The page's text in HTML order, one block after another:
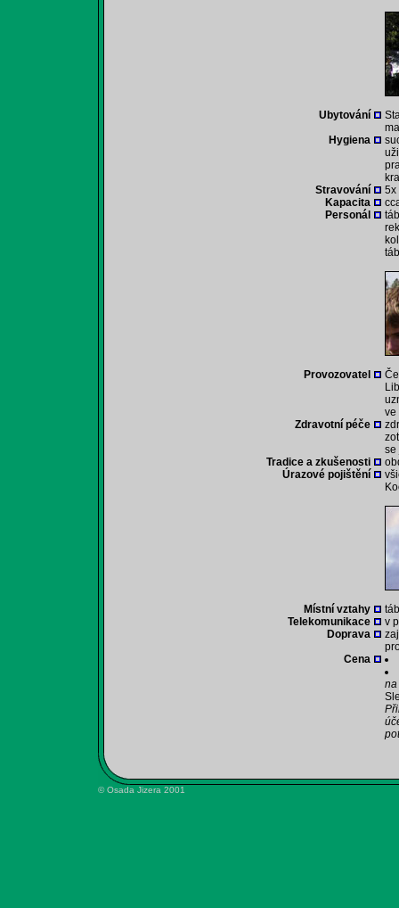
Ubytování
Hygiena
Stravování
5x
Kapacita
Personál
Provozovatel
ve
Zdravotní péče
se
Tradice a zkušenosti
Úrazové pojištění
Místní vztahy
Telekomunikace
v
Doprava
Cena
na
© Osada Jizera 2001